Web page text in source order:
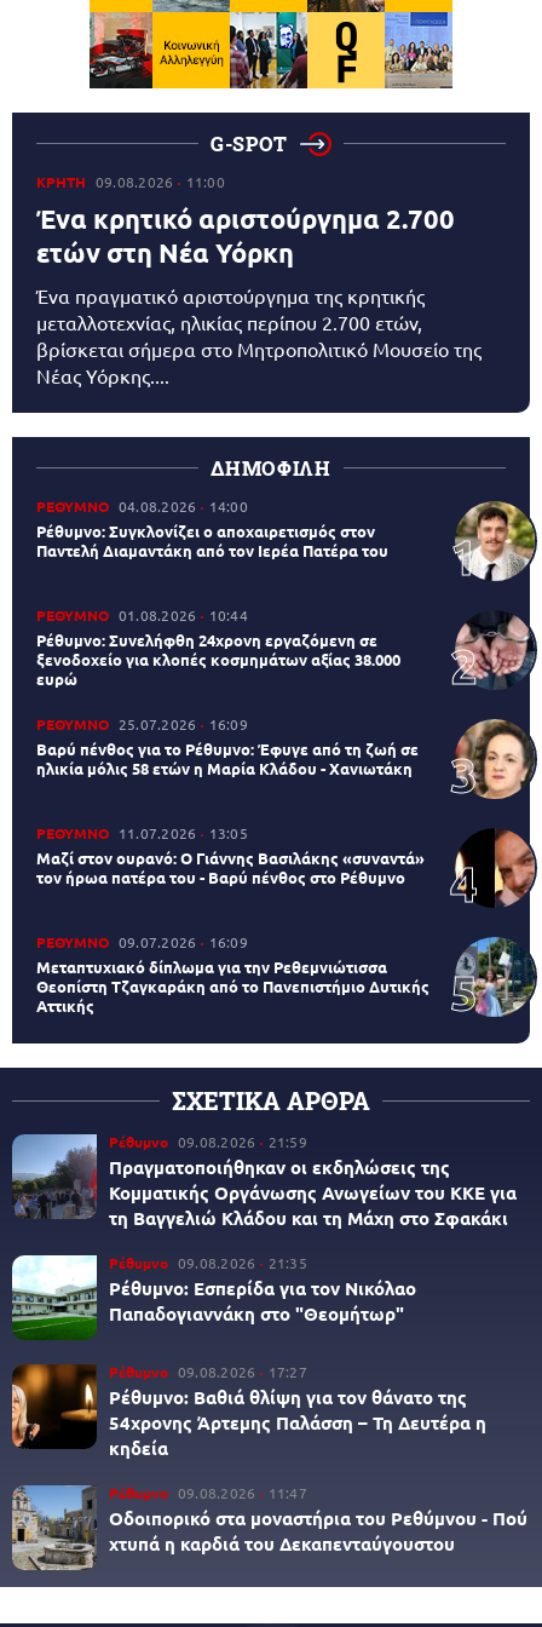
G-SPOT
ΚΡΗΤΗ 09.08.2026 11:00
Ένα κρητικό αριστούργημα 2.700
ετών στη Νέα Υόρκη
Ένα πραγματικό αριστούργημα της κρητικής
μεταλλοτεχνίας, ηλικίας περίπου 2.700 ετών,
βρίσκεται σήμερα στο Μητροπολιτικό Μουσείο της
Νέας Υόρκης....
ΔΗΜΟΦΙΛΗ
ΡΕΘΥΜΝΟ 04.08.2026 14:00
Ρέθυμνο: Συγκλονίζει ο αποχαιρετισμός στον
Παντελή Διαμαντάκη από τον Ιερέα Πατέρα του
ΡΕΘΥΜΝΟ 01.08.2026 10:44
Ρέθυμνο: Συνελήφθη 24χρονη εργαζόμενη σε
ξενοδοχείο για κλοπές κοσμημάτων αξίας 38.000
ευρώ
ΡΕΘΥΜΝΟ 25.07.2026 16:09
Βαρύ πένθος για το Ρέθυμνο: Έφυγε από τη ζωή σε
ηλικία μόλις 58 ετών η Μαρία Κλάδου - Χανιωτάκη
ΡΕΘΥΜΝΟ 11.07.2026 13:05
Μαζί στον ουρανό: Ο Γιάννης Βασιλάκης «συναντά»
τον ήρωα πατέρα του - Βαρύ πένθος στο Ρέθυμνο
ΡΕΘΥΜΝΟ 09.07.2026 16:09
Μεταπτυχιακό δίπλωμα για την Ρεθεμνιώτισσα
Θεοπίστη Τζαγκαράκη από το Πανεπιστήμιο Δυτικής
Αττικής
ΣΧΕΤΙΚΑ ΑΡΘΡΑ
Ρέθυμνο 09.08.2026 21:59
Πραγματοποιήθηκαν οι εκδηλώσεις της
Κομματικής Οργάνωσης Ανωγείων του ΚΚΕ για
τη Βαγγελιώ Κλάδου και τη Μάχη στο Σφακάκι
Ρέθυμνο 09.08.2026 21:35
Ρέθυμνο: Εσπερίδα για τον Νικόλαο
Παπαδογιαννάκη στο "Θεομήτωρ"
Ρέθυμνο 09.08.2026 17:27
Ρέθυμνο: Βαθιά θλίψη για τον θάνατο της
54χρονης Άρτεμης Παλάσση – Τη Δευτέρα η
κηδεία
Ρέθυμνο 09.08.2026 11:47
Οδοιπορικό στα μοναστήρια του Ρεθύμνου - Πού
χτυπά η καρδιά του Δεκαπενταύγουστου